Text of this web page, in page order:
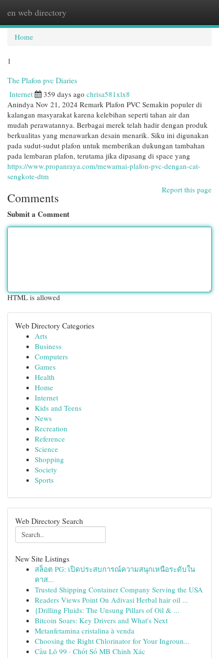
en web directory
Home
1
The Plafon pvc Diaries
Internet 359 days ago chrisa581xlx8
Anindya Nov 21, 2024 Remark Plafon PVC Semakin populer di
kalangan masyarakat karena kelebihan seperti tahan air dan
mudah perawatannya. Berbagai merek telah hadir dengan produk
berkualitas yang menawarkan desain menarik. Siku ini digunakan
pada sudut-sudut plafon untuk memberikan dukungan tambahan
pada lembaran plafon, terutama jika dipasang di space yang
https://www.propanraya.com/mewarnai-plafon-pvc-dengan-cat-
sengkote-dtm
Report this page
Comments
Submit a Comment
HTML is allowed
Web Directory Categories
Arts
Business
Computers
Games
Health
Home
Internet
Kids and Teens
News
Recreation
Reference
Science
Shopping
Society
Sports
Web Directory Search
New Site Listings
สล็อต PG: เปิดประสบการณ์ความสนุกเหนือระดับใน
คาส...
Trusted Shipping Container Company Serving the USA
Readers Views Point On Adivasi Herbal hair oil ...
{Drilling Fluids: The Unsung Pillars of Oil & ...
Bitcoin Soars: Key Drivers and What's Next
Metanfetamina cristalina à venda
Choosing the Right Chlorinator for Your Ingroun...
Cầu Lô 99 · Chốt Số MB Chính Xác